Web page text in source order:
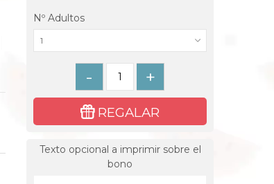
Nº Adultos
1
- +
REGALAR
Texto opcional a imprimir sobre el
bono